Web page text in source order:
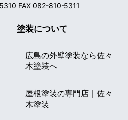
FAX 082-810-5311
塗装について
広島の外壁塗装なら佐々
木塗装へ
屋根塗装の専門店｜佐々
木塗装